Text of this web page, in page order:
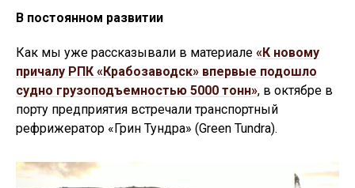
В постоянном развитии
Как мы уже рассказывали в материале «К новому
причалу РПК «Крабозаводск» впервые подошло
судно грузоподъемностью 5000 тонн», в октябре в
порту предприятия встречали транспортный
рефрижератор «Грин Тундра» (Green Tundra).